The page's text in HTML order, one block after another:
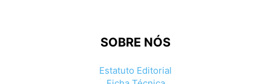
SOBRE NÓS
Estatuto Editorial